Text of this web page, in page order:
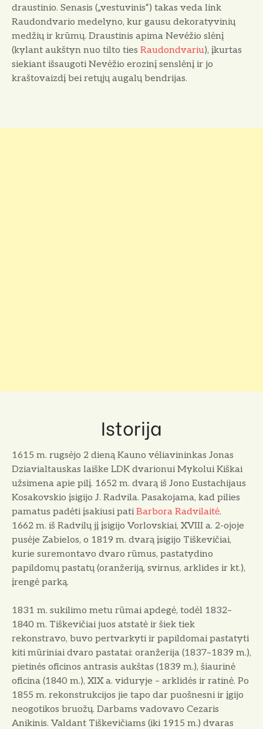
draustinio. Senasis („vestuvinis“) takas veda link
Raudondvario medelyno, kur gausu dekoratyvinių
medžių ir krūmų. Draustinis apima Nevėžio slėnį
(kylant aukštyn nuo tilto ties Raudondvariu), įkurtas
siekiant išsaugoti Nevėžio erozinį senslėnį ir jo
kraštovaizdį bei retųjų augalų bendrijas.
Istorija
1615 m. rugsėjo 2 dieną Kauno vėliavininkas Jonas
Dziavialtauskas laiške LDK dvarionui Mykolui Kiškai
užsimena apie pilį. 1652 m. dvarą iš Jono Eustachijaus
Kosakovskio įsigijo J. Radvila. Pasakojama, kad pilies
pamatus padėti įsakiusi pati Barbora Radvilaitė.
1662 m. iš Radvilų jį įsigijo Vorlovskiai, XVIII a. 2-ojoje
pusėje Zabielos, o 1819 m. dvarą įsigijo Tiškevičiai,
kurie suremontavo dvaro rūmus, pastatydino
papildomų pastatų (oranžeriją, svirnus, arklides ir kt.),
įrengė parką.
1831 m. sukilimo metu rūmai apdegė, todėl 1832–
1840 m. Tiškevičiai juos atstatė ir šiek tiek
rekonstravo, buvo pertvarkyti ir papildomai pastatyti
kiti mūriniai dvaro pastatai: oranžerija (1837–1839 m.),
pietinės oficinos antrasis aukštas (1839 m.), šiaurinė
oficina (1840 m.), XIX a. viduryje – arklidės ir ratinė. Po
1855 m. rekonstrukcijos jie tapo dar puošnesni ir įgijo
neogotikos bruožų. Darbams vadovavo Cezaris
Anikinis. Valdant Tiškevičiams (iki 1915 m.) dvaras